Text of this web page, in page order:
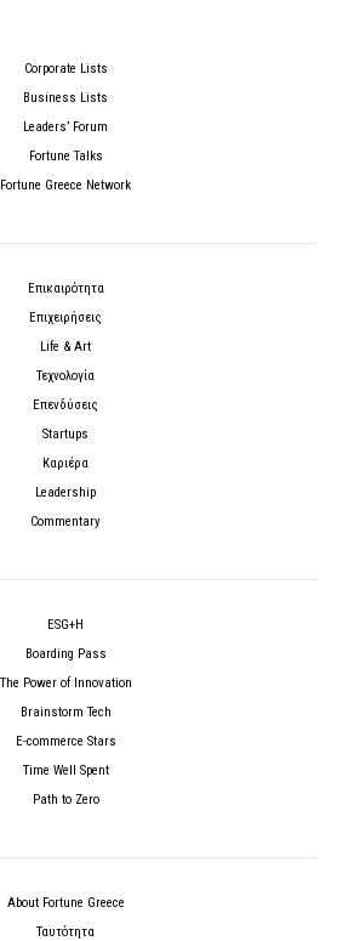
Corporate Lists
Business Lists
Leaders’ Forum
Fortune Talks
Fortune Greece Network
Επικαιρότητα
Επιχειρήσεις
Life & Art
Τεχνολογία
Επενδύσεις
Startups
Καριέρα
Leadership
Commentary
ESG+H
Boarding Pass
The Power of Innovation
Brainstorm Tech
E-commerce Stars
Time Well Spent
Path to Zero
About Fortune Greece
Ταυτότητα